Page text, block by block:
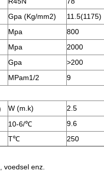
Gpa (Kg/mm2)
11.5(1175)
Mpa
800
Mpa
2000
Gpa
>200
MPam1/2
9
W (m.k)
2.5
10-6/℃
9.6
T℃ 250
voedsel enz.